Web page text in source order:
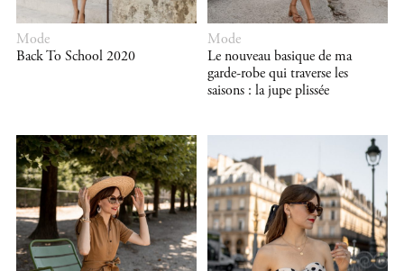
Mode
Back To School 2020
Mode
Le nouveau basique de ma
garde-robe qui traverse les
saisons : la jupe plissée